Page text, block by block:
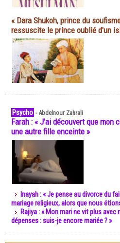
« Dara Shukoh, prince du
ressuscite le prince oublié d'un
Psycho -Abdelnour Zahrali
Farah : « J’ai découvert que mon
une autre fille enceinte »
Inayah : « Je pense au divorce du
mariage religieux, alors que nous
Rajiya : « Mon mari ne vit plus
dépenses : suis-je encore mariée ? »